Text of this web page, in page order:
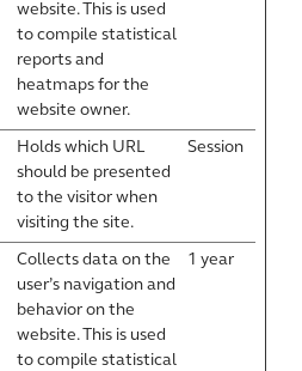
website. This is used
to compile statistical
reports and
heatmaps for the
website owner.
Holds which URL
should be presented
to the visitor when
visiting the site.
Session
Collects data on the
user’s navigation and
behavior on the
website. This is used
to compile statistical
1 year